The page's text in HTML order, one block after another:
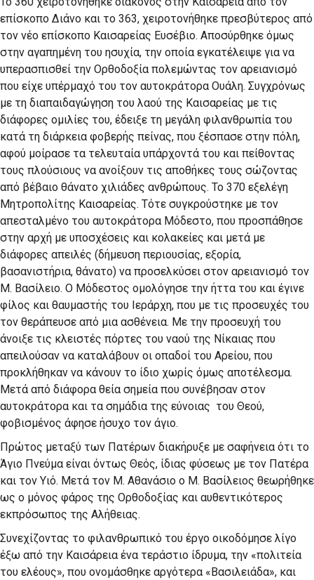
επίσκοπο Διάνο και το 363, χειροτονήθηκε πρεσβύτερος από
τον νέο επίσκοπο Καισαρείας Ευσέβιο. Αποσύρθηκε όμως
στην αγαπημένη του ησυχία, την οποία εγκατέλειψε για να
υπερασπισθεί την Ορθοδοξία πολεμώντας τον αρειανισμό
που είχε υπέρμαχό του τον αυτοκράτορα Ουάλη. Συγχρόνως
με τη διαπαιδαγώγηση του λαού της Καισα­ρείας με τις
διάφορες ομιλίες του, έδειξε τη μεγάλη φιλανθρωπία του
κατά τη διάρκεια φοβερής πείνας, που ξέσπασε στην πόλη,
αφού μοίρασε τα τελευταία υπάρχοντά του και πείθοντας
τους πλούσιους να ανοίξουν τις αποθήκες τους σώζοντας
από βέβαιο θάνατο χιλιάδες ανθρώπους. Το 370 εξελέγη
Μητροπολίτης Καισαρείας. Τότε συγκρούστηκε με τον
απεσταλμένο του αυτοκράτορα Μόδεστο, που προσπάθησε
στην αρχή με υποσχέσεις και κολακείες και μετά με
διάφορες απειλές (δήμευση περιουσίας, εξορία,
βασανιστήρια, θάνατο) να προσελκύσει στον αρειανισμό τον
Μ. Βασίλειο. Ο Μόδεστος ομολόγησε την ήττα του και έγινε
φίλος και θαυμαστής του Ιεράρχη, που με τις προσευχές του
τον θεράπευσε από μια ασθένεια. Με την προσευχή του
άνοιξε τις κλειστές πόρτες του ναού της Νίκαιας που
απειλούσαν να καταλάβουν οι οπαδοί του Αρείου, που
προκλήθηκαν να κάνουν το ίδιο χωρίς όμως αποτέλεσμα.
Μετά από διάφορα θεία σημεία που συνέβησαν στον
αυτοκράτορα και τα σημάδια της εύνοιας του Θεού,
φοβισμένος άφησε ήσυχο τον άγιο.
Πρώτος μεταξύ των Πατέρων διακήρυξε με σαφήνεια ότι το
Άγιο Πνεύμα είναι όντως Θεός, ίδιας φύσεως με τον Πατέρα
και τον Υιό. Μετά τον Μ. Αθανάσιο ο Μ. Βασίλειος θεωρήθηκε
ως ο μόνος φάρος της Ορθοδοξίας και αυθεντικότερος
εκπρόσωπος της Αλήθειας.
Συνεχίζοντας το φιλανθρωπικό του έργο οικοδόμησε λίγο
έξω από την Καισάρεια ένα τεράστιο ίδρυμα, την «πολιτεία
του ελέους», που ονομάσθηκε αργότερα «Βασιλειάδα», και